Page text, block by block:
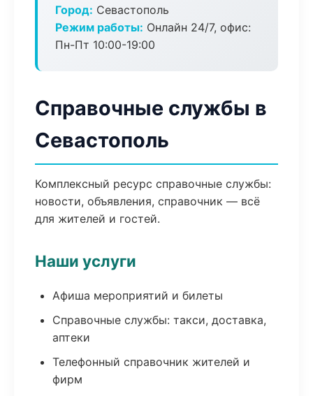
Город: Севастополь
Режим работы: Онлайн 24/7, офис:
Пн-Пт 10:00-19:00
Справочные службы в
Севастополь
Комплексный ресурс справочные службы:
новости, объявления, справочник — всё
для жителей и гостей.
Наши услуги
Афиша мероприятий и билеты
Справочные службы: такси, доставка,
аптеки
Телефонный справочник жителей и
фирм